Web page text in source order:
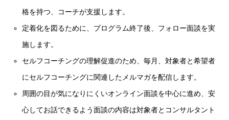
格を持つ、コーチが支援します。
定着化を図るために、プログラム終了後、フォロー面談を実
施します。
セルフコーチングの理解促進のため、毎月、対象者と希望者
にセルフコーチングに関連したメルマガを配信します。
周囲の目が気になりにくいオンライン面談を中心に進め、安
心してお話できるよう面談の内容は対象者とコンサルタント